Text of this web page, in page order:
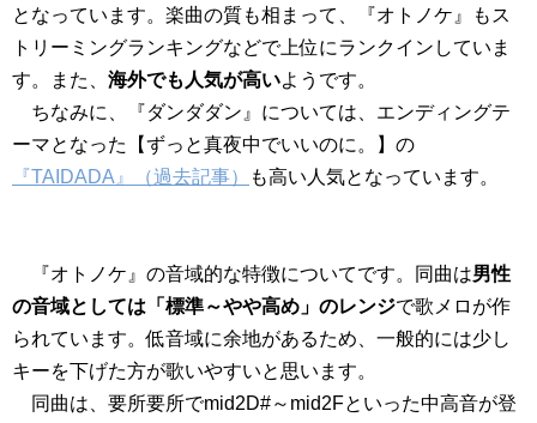
となっています。楽曲の質も相まって、『オトノケ』もス
トリーミングランキングなどで上位にランクインしていま
す。また、 海外でも人気が高いようです。
ちなみに、『ダンダダン』については、エンディングテ
ーマとなった【ずっと真夜中でいいのに。】の
『TAIDADA』（過去記事）
も高い人気となっています。
『オトノケ』の音域的な特徴についてです。同曲は男性
の音域としては「標準～やや高め」のレンジで歌メロが作
られています。低音域に余地があるため、一般的には少し
キーを下げた方が歌いやすいと思います。
同曲は、要所要所でmid2D#～mid2Fといった中高音が登